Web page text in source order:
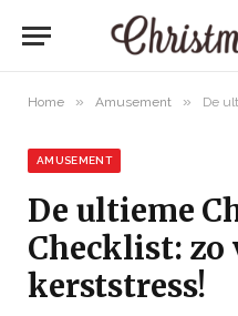
Home » Amusement » De
AMUSEMENT
De ultieme
Checklist:
kerststress!